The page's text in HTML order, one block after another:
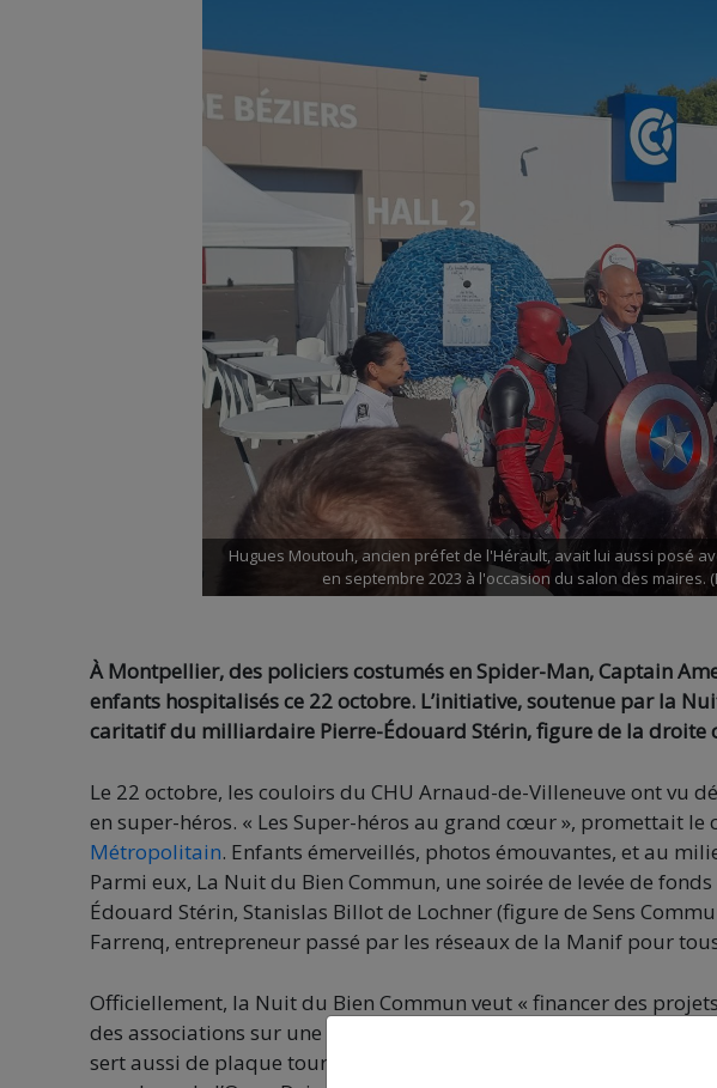
Hugues Moutouh, ancien préfet de l'Hérault, avait lui aussi posé
en septembre 2023 à l'occasion du salon des maires.
À Montpellier, des policiers costumés en Spider-Man, Captain
enfants hospitalisés ce 22 octobre. L’initiative, soutenue par la
caritatif du milliardaire Pierre-Édouard Stérin, figure de la droite
Le 22 octobre, les couloirs du CHU Arnaud-de-Villeneuve ont vu
en super-héros. « Les Super-héros au grand cœur », promettait le
Métropolitain. Enfants émerveillés, photos émouvantes, et au
Parmi eux, La Nuit du Bien Commun, une soirée de levée de
Édouard Stérin, Stanislas Billot de Lochner (figure de Sens
Farrenq, entrepreneur passé par les réseaux de la Manif pour
Officiellement, la Nuit du Bien Commun veut « financer des
des associations sur une scène façon start-up pitch.
sert aussi de plaque tournante à la philanthropie conservatrice,